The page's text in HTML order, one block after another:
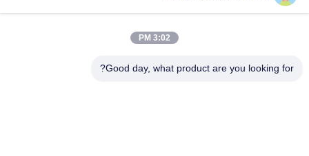
الاتصال السريع
3:02 PM
Good day, what product are you looking for?